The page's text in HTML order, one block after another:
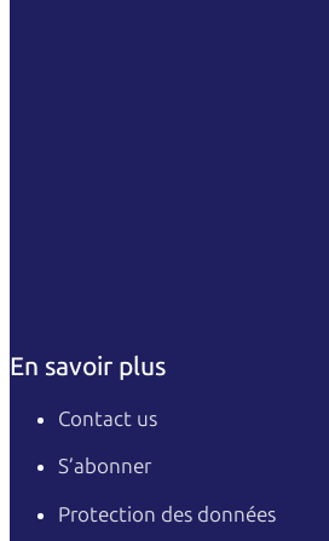
En savoir plus
Contact us
S’abonner
Protection des données